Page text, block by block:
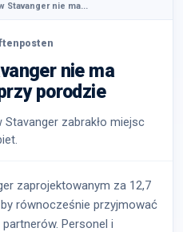
Stavanger nie ma...
nie ma
porodzie
zabrakło miejsc
zaprojektowanym za 12,7
równocześnie przyjmować
Personel i